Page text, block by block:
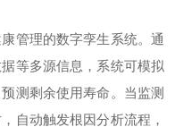
管理的数字孪生系统。通
等多源信息，系统可模拟
测剩余使用寿命。当监测
自动触发根因分析流程，